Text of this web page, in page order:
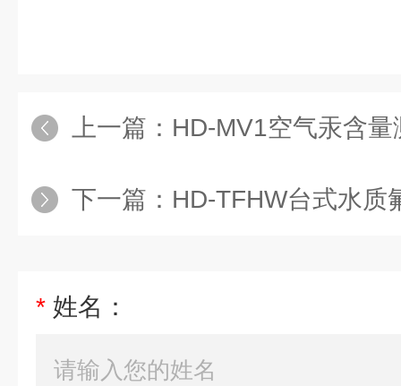
上一篇： HD-MV1空气汞含量
下一篇： HD-TFHW台式水质
* 姓名：